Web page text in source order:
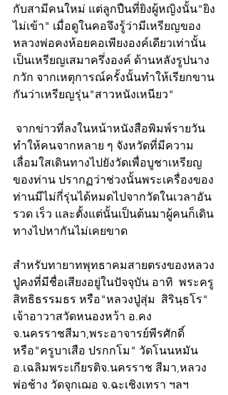
กับสามีคนใหม่ แต่ลูกปืนที่ยิงผู้หญิงนั้น"ยิง
ไม่เข้า" เมื่อดูในคอจึงรู้ว่ามีเหรียญของ
หลวงพ่อคงห้อยคอเพียงองค์เดียวเท่านั้น
เป็นเหรียญเสมาครึ่งองค์ ด้านหลังรูปนาง
กวัก จากเหตุการณ์ครั้งนั้นทำให้เรียกขาน
กันว่าเหรียญรุ่น"สาวหนังเหนียว"
ทำให้คนจากหลาย ๆ จังหวัดที่มีความ
เลื่อมใสเดินทางไปยังวัดเพื่อบูชาเหรียญ
ของท่าน ปรากฏว่าช่วงนั้นพระเครื่องของ
ท่านมีไม่กี่รุ่นได้หมดไปจากวัดในเวลาอัน
รวด เร็ว และตั้งแต่นั้นเป็นต้นมาผู้คนก็เดิน
ทางไปหากันไม่เคยขาด
สำหรับทายาทพุทธาคมสายตรงของหลวง
ปู่คงที่มีชื่อเสียงอยู่ในปัจจุบัน อาทิ  พระครู
สิทธิธรรมธร หรือ"หลวงปู่สุ่ม  สิรินฺธโร"
เจ้าอาวาสวัดหนองหว้า อ.คง
จ.นครราชสีมา,พระอาจารย์พีรศักดิ์
หรือ"ครูบาเสือ ปรกกโม" วัดโนนหมัน
อ.เฉลิมพระเกียรติจ.นครราช สีมา,หลวง
พ่อช้าง วัดจุกเฌอ จ.ฉะเชิงเทรา ฯลฯ